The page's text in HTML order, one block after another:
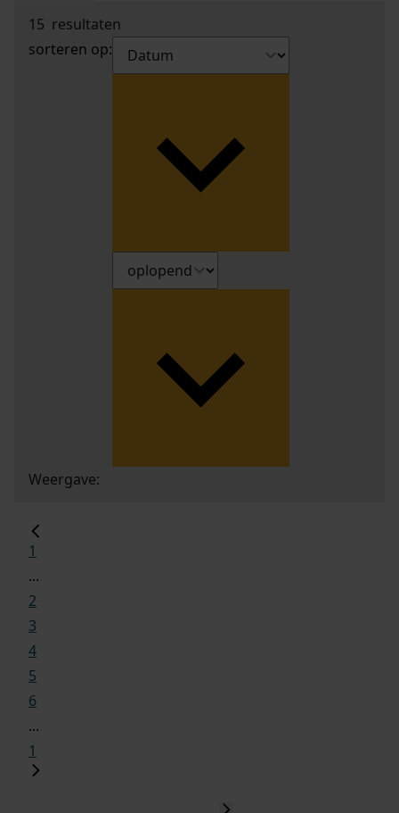
15 resultaten
sorteren op:
Weergave:
1
...
2
3
4
5
6
...
1